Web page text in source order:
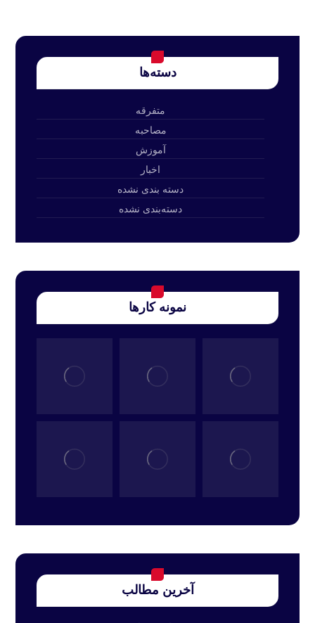
دسته‌ها
متفرقه
مصاحبه
آموزش
اخبار
دسته بندی نشده
دسته‌بندی نشده
نمونه کارها
آخرین مطالب